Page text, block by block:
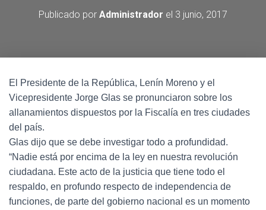
Publicado por Administrador el 3 junio, 2017
El Presidente de la República, Lenín Moreno y el
Vicepresidente Jorge Glas se pronunciaron sobre los
allanamientos dispuestos por la Fiscalía en tres ciudades
del país.
Glas dijo que se debe investigar todo a profundidad.
“Nadie está por encima de la ley en nuestra revolución
ciudadana. Este acto de la justicia que tiene todo el
respaldo, en profundo respecto de independencia de
funciones, de parte del gobierno nacional es un momento